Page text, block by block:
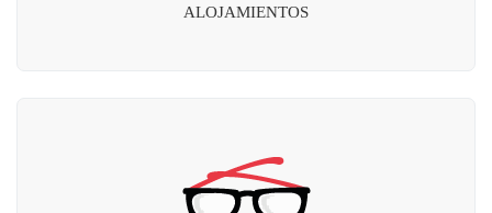
ALOJAMIENTOS